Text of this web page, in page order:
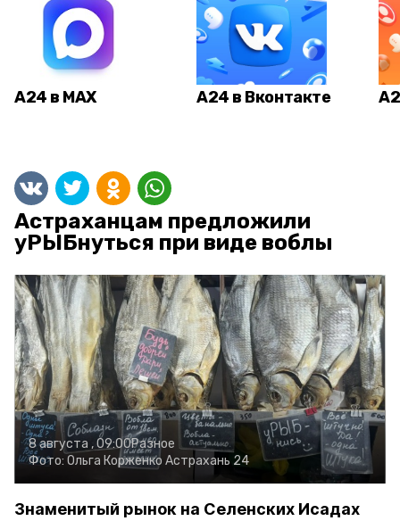
А24 в MAX А24 в Вконтакте
Астраханцам предложили
уРЫБнуться при виде воблы
8 августа , 09:00Разное
Фото: Ольга Корженко Астрахань 24
Знаменитый рынок на Селенских Исадах